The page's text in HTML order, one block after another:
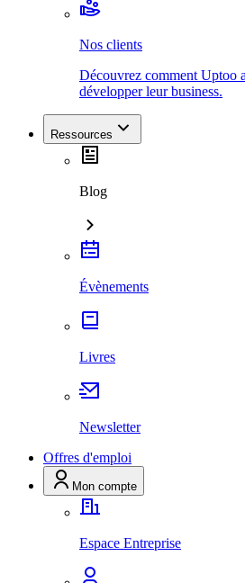
Nos clients
Découvrez comment Uptoo
développer leur business.
Ressources
Blog
Évènements
Livres
Newsletter
Offres d'emploi
Mon compte
Espace Entreprise